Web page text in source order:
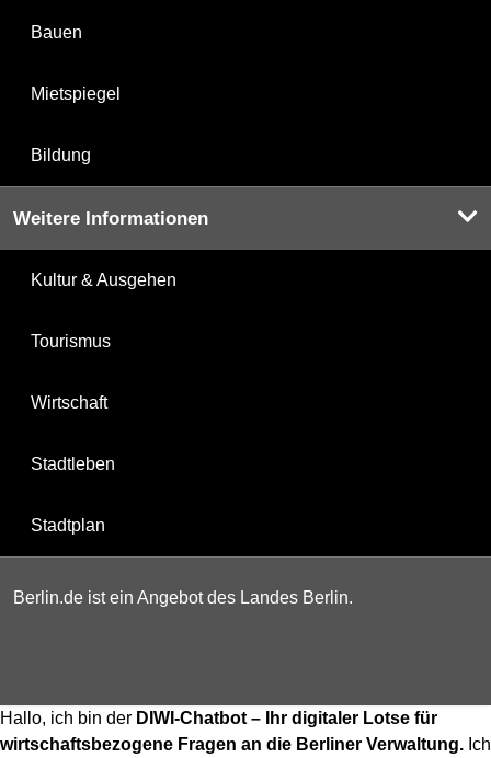
Bauen
Mietspiegel
Bildung
Weitere Informationen
Kultur & Ausgehen
Tourismus
Wirtschaft
Stadtleben
Stadtplan
Berlin.de ist ein Angebot des Landes Berlin.
Hallo, ich bin der DIWI-Chatbot – Ihr digitaler Lotse für
wirtschaftsbezogene Fragen an die Berliner Verwaltung. Ich